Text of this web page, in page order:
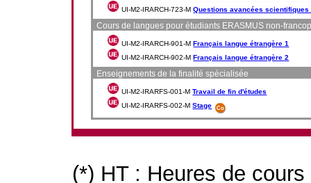
UI-M2-IRARCH-723-MQuestions avancées
Cours de langues pour étudiants ERASMUS non-
UI-M2-IRARCH-901-MFrançais langue étrangère 1
UI-M2-IRARCH-902-MFrançais langue étrangère 2
Enseignements de la finalité spécialisée
UI-M2-IRARFS-001-MTravail de fin d'études
UI-M2-IRARFS-002-MStage
(*) HT : Heures de